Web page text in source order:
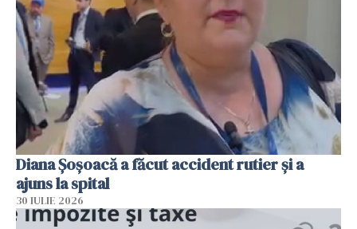
Diana Șoșoacă a făcut accident rutier și a
ajuns la spital
30 IULIE 2026